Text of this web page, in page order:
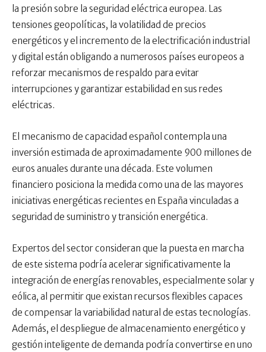
la presión sobre la seguridad eléctrica europea. Las
tensiones geopolíticas, la volatilidad de precios
energéticos y el incremento de la electrificación industrial
y digital están obligando a numerosos países europeos a
reforzar mecanismos de respaldo para evitar
interrupciones y garantizar estabilidad en sus redes
eléctricas.
El mecanismo de capacidad español contempla una
inversión estimada de aproximadamente 900 millones de
euros anuales durante una década. Este volumen
financiero posiciona la medida como una de las mayores
iniciativas energéticas recientes en España vinculadas a
seguridad de suministro y transición energética.
Expertos del sector consideran que la puesta en marcha
de este sistema podría acelerar significativamente la
integración de energías renovables, especialmente solar y
eólica, al permitir que existan recursos flexibles capaces
de compensar la variabilidad natural de estas tecnologías.
Además, el despliegue de almacenamiento energético y
gestión inteligente de demanda podría convertirse en uno